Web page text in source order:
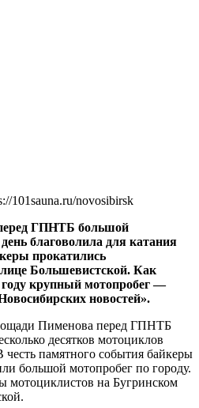
101sauna.ru/novosibirsk
ГПНТБ большой
благоволила для катания
прокатились
Большевистской. Как
крупный мотопробег —
новостей».
Пименова перед ГПНТБ
десятков мотоциклов
памятного события байкеры
большой мотопробег по городу.
мотоциклистов на Бугринском